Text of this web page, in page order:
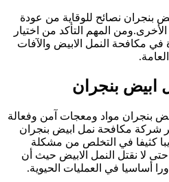
نصائح للوقاية من عودة
المهم التأكد من اختيار
مكافحة النمل الابيض والآفات
مواد ومعجات آمن وفعالة
شركة مكافحة نمل ابيض بنجران
كثيفا في التخلص من مشكلة
لا نقتل النمل الابيض حيث أن
أساسيا في العمليات الحيوية.